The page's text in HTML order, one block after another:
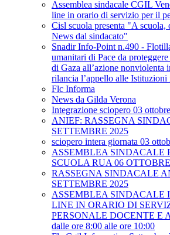
Assemblea sindacale CGIL
line in orario di servizio per il
Cisl scuola presenta "A
News dal sindacato"
Snadir Info-Point n.490 -
umanitari di Pace da
di Gaza all’azione nonviolenta
rilancia l’appello alle Istituzioni
Flc Informa
News da Gilda Verona
Integrazione sciopero 03
ANIEF: RASSEGNA
SETTEMBRE 2025
sciopero intera giornata 03
ASSEMBLEA SINDACALE
SCUOLA RUA 06
RASSEGNA SINDACALE
SETTEMBRE 2025
ASSEMBLEA SINDACALE
LINE IN ORARIO DI
PERSONALE DOCENTE E
dalle ore 8:00 alle ore 10:00